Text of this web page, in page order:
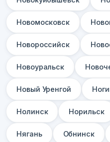
Новомосковск
Новороссийск
Новоуральск
Новый Уренгой
Нолинск Норильск
Нягань Обнинск